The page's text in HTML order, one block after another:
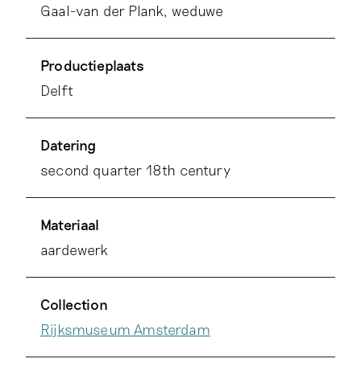
Gaal-van der Plank, weduwe
Productieplaats
Delft
Datering
second quarter 18th century
Materiaal
aardewerk
Collection
Rijksmuseum Amsterdam